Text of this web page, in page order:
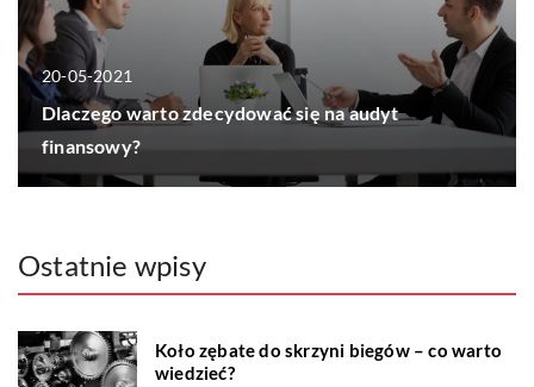
20-05-2021
Dlaczego warto zdecydować się na audyt
finansowy?
Ostatnie wpisy
Koło zębate do skrzyni biegów – co warto
wiedzieć?